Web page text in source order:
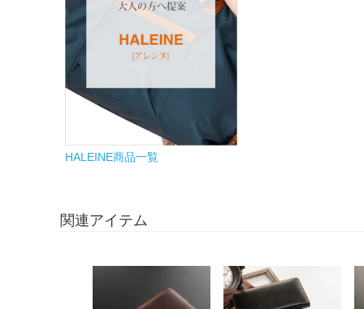
HALEINE商品一覧
関連アイテム